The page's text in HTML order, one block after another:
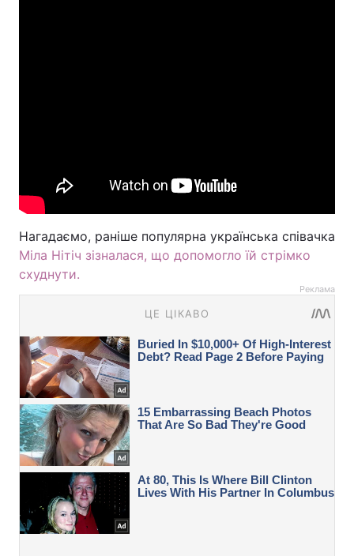
Нагадаємо, раніше популярна українська співачка
Міла Нітіч зізналася, що допомогло їй стрімко
схуднути.
Реклама